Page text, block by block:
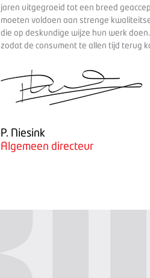
jaren uitgegroeid tot een breed
moeten voldoen aan strenge
die op deskundige wijze hun werk
zodat de consument te allen tijd terug
P. Niesink
Algemeen directeur